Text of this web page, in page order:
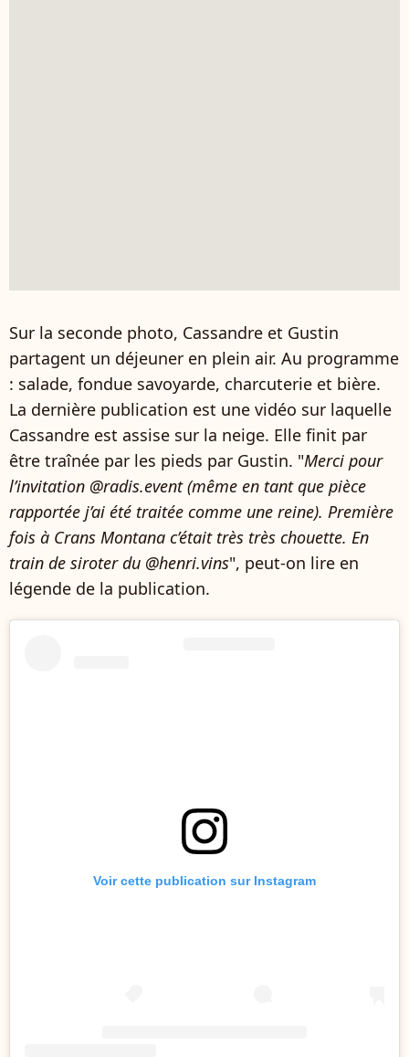
Sur la seconde photo, Cassandre et Gustin
partagent un déjeuner en plein air. Au programme
: salade, fondue savoyarde, charcuterie et bière.
La dernière publication est une vidéo sur laquelle
Cassandre est assise sur la neige. Elle finit par
être traînée par les pieds par Gustin. "Merci pour
l’invitation @radis.event (même en tant que pièce
rapportée j’ai été traitée comme une reine). Première
fois à Crans Montana c’était très très chouette. En
train de siroter du @henri.vins", peut-on lire en
légende de la publication.
Voir cette publication sur Instagram